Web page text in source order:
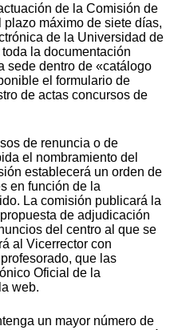
de la Comisión de
máximo de siete días,
de la Universidad de
la documentación
sede dentro de «catálogo
el formulario de
de actas concursos de
de renuncia o de
el nombramiento del
establecerá un orden de
en función de la
La comisión publicará la
de adjudicación
del centro al que se
al Vicerrector con
que las
Oficial de la
web.
un mayor número de